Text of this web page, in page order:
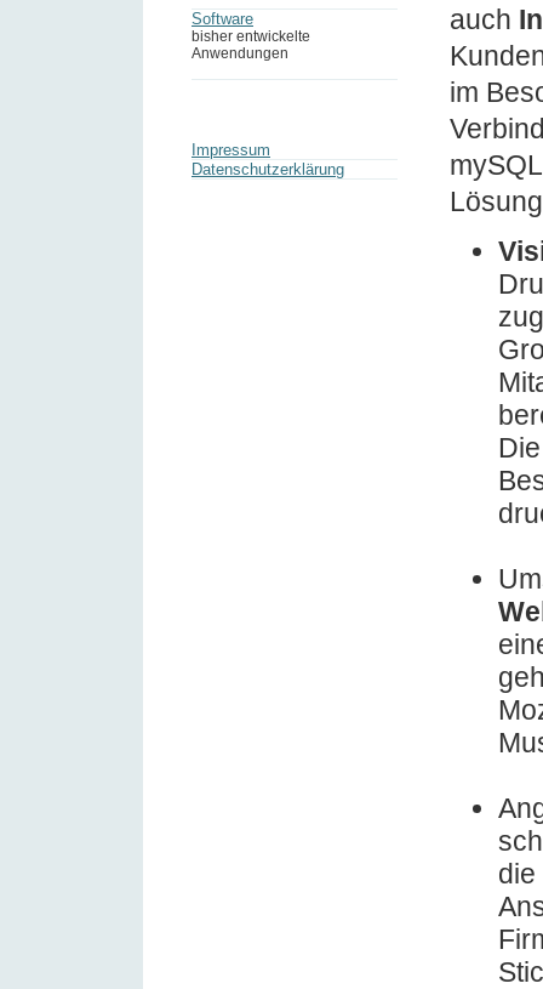
auch
im
Software
bisher entwickelte
Anwendungen
Impressum
Datenschutzerklärung